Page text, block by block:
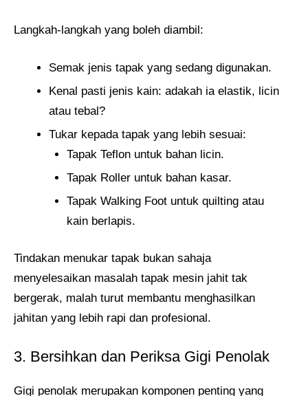
Langkah-langkah yang boleh diambil:
Semak jenis tapak yang sedang digunakan.
Kenal pasti jenis kain: adakah ia elastik, licin
atau tebal?
Tukar kepada tapak yang lebih sesuai:
Tapak Teflon untuk bahan licin.
Tapak Roller untuk bahan kasar.
Tapak Walking Foot untuk quilting atau
kain berlapis.
Tindakan menukar tapak bukan sahaja
menyelesaikan masalah tapak mesin jahit tak
bergerak, malah turut membantu menghasilkan
jahitan yang lebih rapi dan profesional.
3. Bersihkan dan Periksa Gigi Penolak
Gigi penolak merupakan komponen penting yang